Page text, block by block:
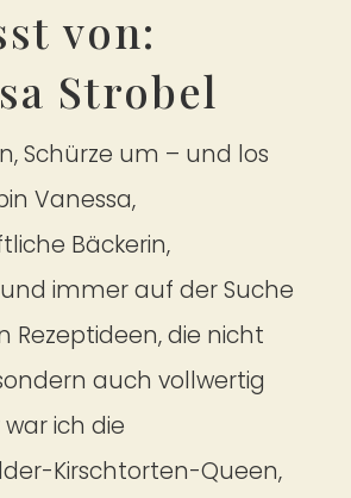
von:
Strobel
Schürze um – und los
Vanessa,
Bäckerin,
immer auf der Suche
Rezeptideen, die nicht
auch vollwertig
ich die
Kirschtorten-Queen,